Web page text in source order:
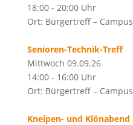
18:00 - 20:00 Uhr
Ort: Bürgertreff – Campus
Senioren-Technik-Treff
Mittwoch 09.09.26
14:00 - 16:00 Uhr
Ort: Bürgertreff – Campus
Kneipen- und Klönabend